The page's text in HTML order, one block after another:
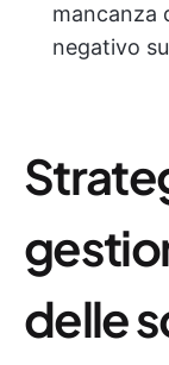
mancanza
negativo
delle